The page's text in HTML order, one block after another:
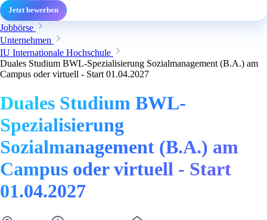
Jetzt bewerben
Jobbörse
Unternehmen
IU Internationale Hochschule
Duales Studium BWL-Spezialisierung Sozialmanagement (B.A.) am
Campus oder virtuell - Start 01.04.2027
Duales Studium BWL-
Spezialisierung
Sozialmanagement (B.A.) am
Campus oder virtuell - Start
01.04.2027